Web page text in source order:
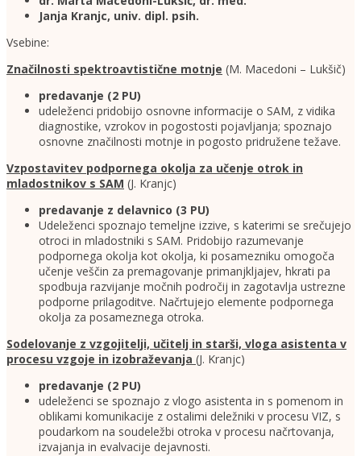
Janja Kranjc, univ. dipl. psih.
Vsebine:
Značilnosti spektroavtistične motnje (M. Macedoni – Lukšič)
predavanje (2 PU)
udeleženci pridobijo osnovne informacije o SAM, z vidika
diagnostike, vzrokov in pogostosti pojavljanja; spoznajo
osnovne značilnosti motnje in pogosto pridružene težave.
Vzpostavitev podpornega okolja za učenje otrok in
mladostnikov s SAM (J. Kranjc)
predavanje z delavnico (3 PU)
Udeleženci spoznajo temeljne izzive, s katerimi se srečujejo
otroci in mladostniki s SAM. Pridobijo razumevanje
podpornega okolja kot okolja, ki posamezniku omogoča
učenje veščin za premagovanje primanjkljajev, hkrati pa
spodbuja razvijanje močnih področij in zagotavlja ustrezne
podporne prilagoditve. Načrtujejo elemente podpornega
okolja za posameznega otroka.
Sodelovanje z vzgojitelji, učitelj in starši, vloga asistenta v
procesu vzgoje in izobraževanja (J. Kranjc)
predavanje (2 PU)
udeleženci se spoznajo z vlogo asistenta in s pomenom in
oblikami komunikacije z ostalimi deležniki v procesu VIZ, s
poudarkom na soudeležbi otroka v procesu načrtovanja,
izvajanja in evalvacije dejavnosti.